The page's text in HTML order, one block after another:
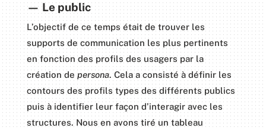
—Le public
L’objectif de ce temps était de trouver les
supports de communication les plus pertinents
en fonction des profils des usagers par la
création de persona. Cela a consisté à définir les
contours des profils types des différents publics
puis à identifier leur façon d’interagir avec les
structures. Nous en avons tiré un tableau